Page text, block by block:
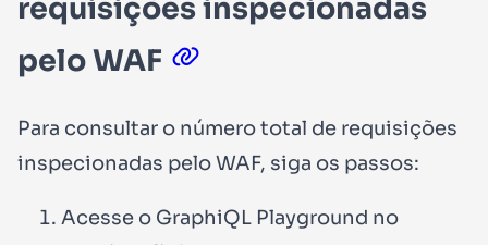
requisições inspecionadas
pelo WAF
Para consultar o número total de requisições
inspecionadas pelo WAF, siga os passos:
Acesse o GraphiQL Playground no